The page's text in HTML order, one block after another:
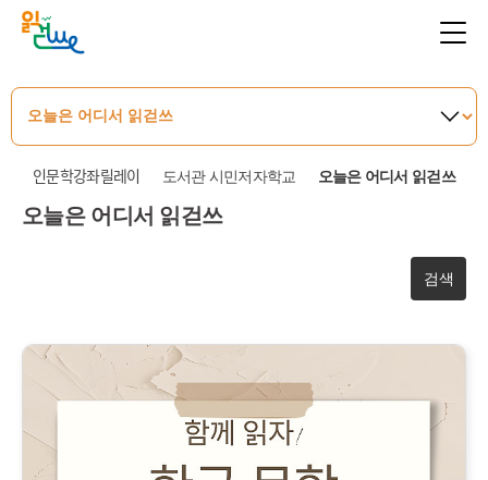
인문학강좌릴레이 도서관 시민저자학교 오늘은 어디서 읽걷쓰
오늘은 어디서 읽걷쓰
검색